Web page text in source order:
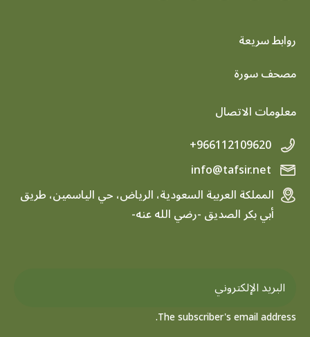
روابط سريعة
footer menu
مصحف سورة
معلومات الاتصال
+966112109620
المملكة العربية السعودية، الرياض، حي الياسمين، طريق
أبي بكر الصديق -رضي الله عنه-
The subscriber's email address.